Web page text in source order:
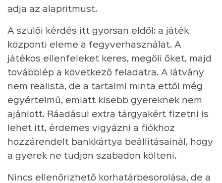
adja az alapritmust.
A szülői kérdés itt gyorsan eldől: a játék
központi eleme a fegyverhasználat. A
játékos ellenfeleket keres, megöli őket, majd
továbblép a következő feladatra. A látvány
nem realista, de a tartalmi minta ettől még
egyértelmű, emiatt kisebb gyereknek nem
ajánlott. Ráadásul extra tárgyakért fizetni is
lehet itt, érdemes vigyázni a fiókhoz
hozzárendelt bankkártya beállításainál, hogy
a gyerek ne tudjon szabadon költeni.
Nincs ellenőrizhető korhatárbesorolása, de a